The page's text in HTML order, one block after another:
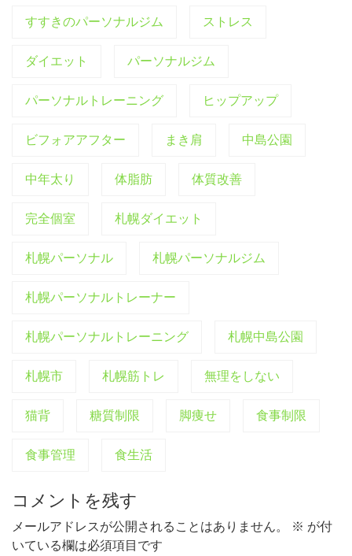
すすきのパーソナルジム ストレス
ダイエット パーソナルジム
パーソナルトレーニング ヒップアップ
ビフォアアフター まき肩 中島公園
中年太り 体脂肪 体質改善
完全個室 札幌ダイエット
札幌パーソナル 札幌パーソナルジム
札幌パーソナルトレーナー
札幌パーソナルトレーニング 札幌中島公園
札幌市 札幌筋トレ 無理をしない
猫背 糖質制限 脚痩せ 食事制限
食事管理 食生活
コメントを残す
メールアドレスが公開されることはありません。 ※ が付
いている欄は必須項目です